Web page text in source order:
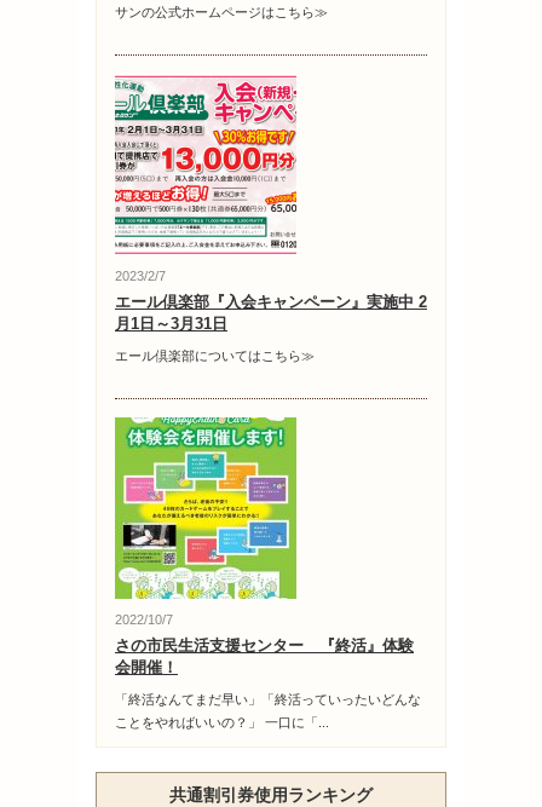
サンの公式ホームページはこちら≫
2023/2/7
エール倶楽部『入会キャンペーン』実施中 2
月1日～3月31日
エール倶楽部についてはこちら≫
2022/10/7
さの市民生活支援センター 『終活』体験
会開催！
「終活なんてまだ早い」「終活っていったいどんな
ことをやればいいの？」 一口に「...
共通割引券使用ランキング